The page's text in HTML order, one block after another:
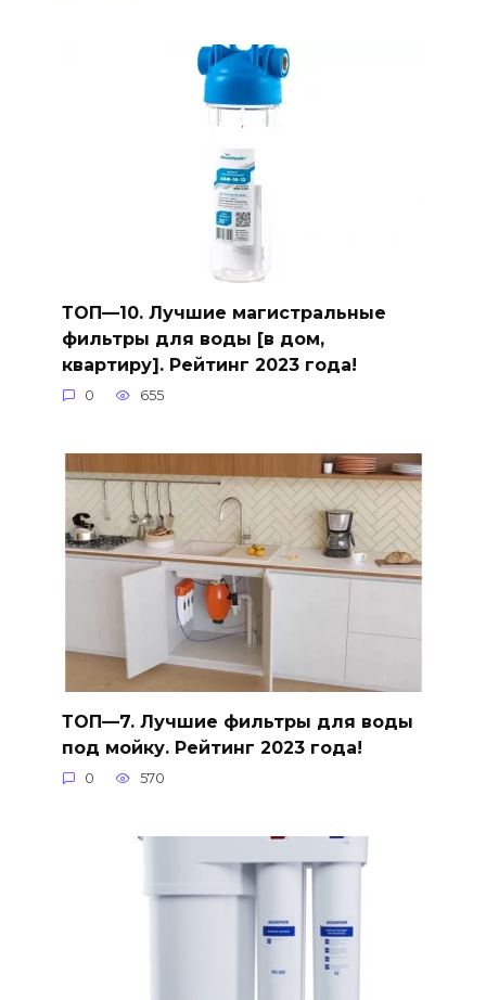
ТОП—10. Лучшие магистральные
фильтры для воды [в дом,
квартиру]. Рейтинг 2023 года!
0 655
ТОП—7. Лучшие фильтры для воды
под мойку. Рейтинг 2023 года!
0 570